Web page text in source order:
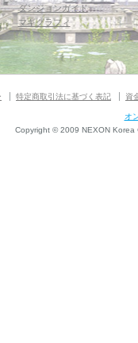
ダンジョンガイド
マギグラフィ
特定商取引法に基づく表記 資
オ
Copyright © 2009 NEXON Korea